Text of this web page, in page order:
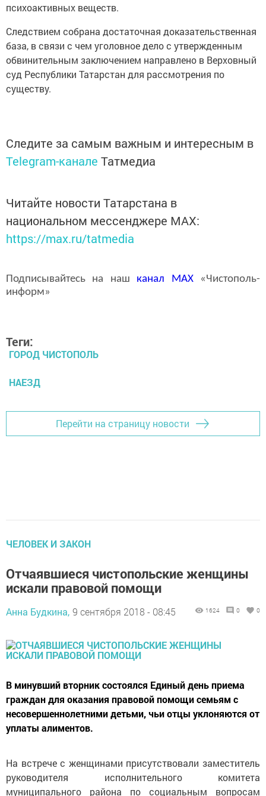
психоактивных веществ.
Следствием собрана достаточная доказательственная
база, в связи с чем уголовное дело с утвержденным
обвинительным заключением направлено в Верховный
суд Республики Татарстан для рассмотрения по
существу.
Следите за самым важным и интересным в
Telegram-канале Татмедиа
Читайте новости Татарстана в
национальном мессенджере MАХ:
https://max.ru/tatmedia
Подписывайтесь на наш канал MAX«Чистополь-
информ»
Теги:
ГОРОД ЧИСТОПОЛЬ
НАЕЗД
Перейти на страницу новости
ЧЕЛОВЕК И ЗАКОН
Отчаявшиеся чистопольские женщины
искали правовой помощи
Анна Будкина, 9 сентября 2018 - 08:45 1624 0 0
В минувший вторник состоялся Единый день приема
граждан для оказания правовой помощи семьям с
несовершеннолетними детьми, чьи отцы уклоняются от
уплаты алиментов.
На встрече с женщинами присутствовали заместитель
руководителя исполнительного комитета
муниципального района по социальным вопросам